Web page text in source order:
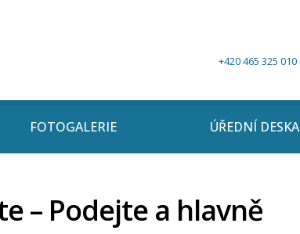
+420 465 325 010
FOTOGALERIE ÚŘEDNÍ DESKA
– Podejte a hlavně